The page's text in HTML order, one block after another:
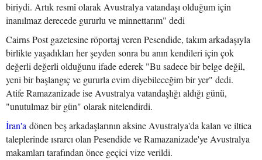
biriydi. Artık resmî olarak Avustralya vatandaşı olduğum için
inanılmaz derecede gururlu ve minnettarım" dedi
Cairns Post gazetesine röportaj veren Pesendide, takım arkadaşıyla
birlikte yaşadıkları her şeyden sonra bu anın kendileri için çok
değerli değerli olduğunu ifade ederek "Bu sadece bir belge değil,
yeni bir başlangıç ve gururla evim diyebileceğim bir yer" dedi.
Atife Ramazanizade ise Avustralya vatandaşlığı aldığı günü,
"unutulmaz bir gün" olarak nitelendirdi.
İran'a dönen beş arkadaşlarının aksine Avustralya'da kalan ve iltica
taleplerinde ısrarcı olan Pesendide ve Ramazanizade'ye Avustralya
makamları tarafından önce geçici vize verildi.